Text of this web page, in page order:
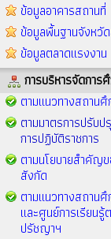
ข้อมูลอาคารสถานที่
ข้อมูลพื้นฐานจังหวั
ข้อมูลตลาดแรงงาน
การบริหารจัดการ
ตามแนวทางสถาน
ตามมาตรการปรับ
การปฏิบัติราชการ
ตามนโยบายสำคัญ
สังกัด
ตามแนวทางสถาน
และศูนย์การเรียนรู้
ปรัชญาฯ